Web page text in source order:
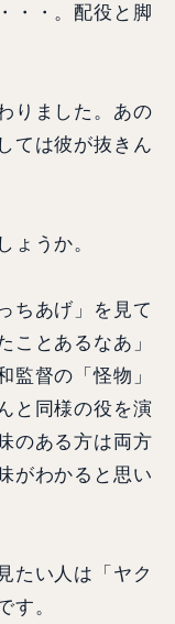
・・。配役と脚
りました。あの
ては彼が抜きん
うか。
ちあげ」を見て
ことあるなあ」
監督の「怪物」
と同様の役を演
のある方は両方
がわかると思い
たい人は「ヤク
す。